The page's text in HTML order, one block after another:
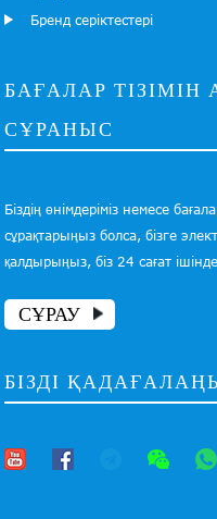
Бренд серіктестері
БАҒАЛАР ТІЗІМІН
СҰРАНЫС
Біздің өнімдеріміз немесе
сұрақтарыңыз болса, бізге
қалдырыңыз, біз 24 сағат
СҰРАУ
БІЗДІ